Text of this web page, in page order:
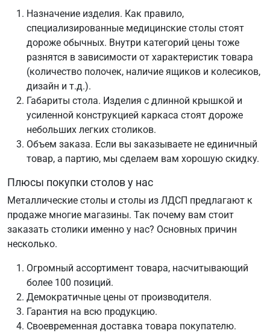
Назначение изделия. Как правило,
специализированные медицинские столы стоят
дороже обычных. Внутри категорий цены тоже
разнятся в зависимости от характеристик товара
(количество полочек, наличие ящиков и колесиков,
дизайн и т.д.).
Габариты стола. Изделия с длинной крышкой и
усиленной конструкцией каркаса стоят дороже
небольших легких столиков.
Объем заказа. Если вы заказываете не единичный
товар, а партию, мы сделаем вам хорошую скидку.
Плюсы покупки столов у нас
Металлические столы и столы из ЛДСП предлагают к
продаже многие магазины. Так почему вам стоит
заказать столики именно у нас? Основных причин
несколько.
Огромный ассортимент товара, насчитывающий
более 100 позиций.
Демократичные цены от производителя.
Гарантия на всю продукцию.
Своевременная доставка товара покупателю.